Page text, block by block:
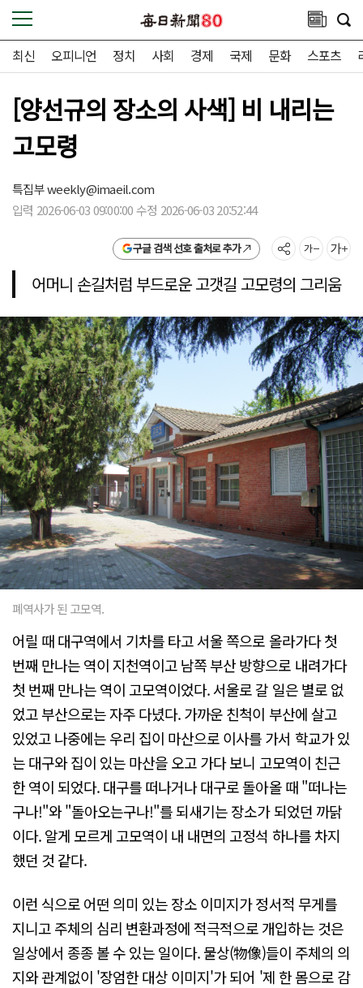
최신 오피니언 정치 사회 경제 국제 문화 스포츠
[양선규의 장소의 사색] 비 내리는
고모령
특집부weekly@imaeil.com
입력 2026-06-03 09:00:00 수정 2026-06-03 20:52:44
구글 검색 선호 출처로 추가
어머니 손길처럼 부드로운 고갯길 고모령의 그리움
폐역사가 된 고모역.
어릴 때 대구역에서 기차를 타고 서울 쪽으로 올라가다 첫
번째 만나는 역이 지천역이고 남쪽 부산 방향으로 내려가다
첫 번째 만나는 역이 고모역이었다. 서울로 갈 일은 별로 없
었고 부산으로는 자주 다녔다. 가까운 친척이 부산에 살고
있었고 나중에는 우리 집이 마산으로 이사를 가서 학교가 있
는 대구와 집이 있는 마산을 오고 가다 보니 고모역이 친근
한 역이 되었다. 대구를 떠나거나 대구로 돌아올 때 "떠나는
구나!"와 "돌아오는구나!"를 되새기는 장소가 되었던 까닭
이다. 알게 모르게 고모역이 내 내면의 고정석 하나를 차지
했던 것 같다.
이런 식으로 어떤 의미 있는 장소 이미지가 정서적 무게를
지니고 주체의 심리 변환과정에 적극적으로 개입하는 것은
일상에서 종종 볼 수 있는 일이다. 물상(物像)들이 주체의 의
지와 관계없이 '장엄한 대상 이미지'가 되어 '제 한 몸으로 감